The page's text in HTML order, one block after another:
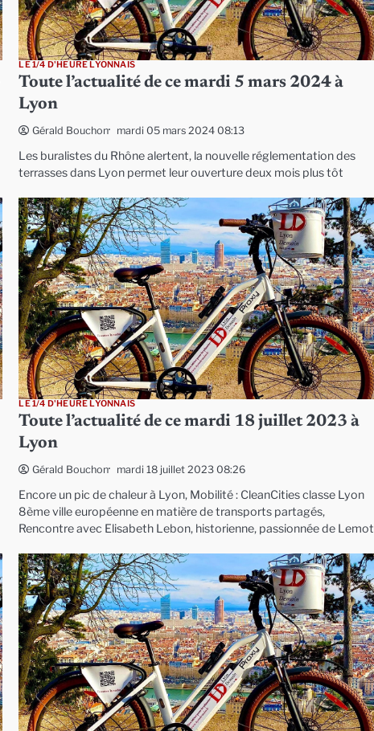
LE 1/4 D'HEURE LYONNAIS
Toute l’actualité de ce mardi 5 mars 2024 à
Lyon
Gérald Bouchon mardi 05 mars 2024 08:13
Les buralistes du Rhône alertent, la nouvelle réglementation des
terrasses dans Lyon permet leur ouverture deux mois plus tôt
LE 1/4 D'HEURE LYONNAIS
Toute l’actualité de ce mardi 18 juillet 2023 à
Lyon
Gérald Bouchon mardi 18 juillet 2023 08:26
Encore un pic de chaleur à Lyon, Mobilité : CleanCities classe Lyon
8ème ville européenne en matière de transports partagés,
Rencontre avec Elisabeth Lebon, historienne, passionnée de Lemot